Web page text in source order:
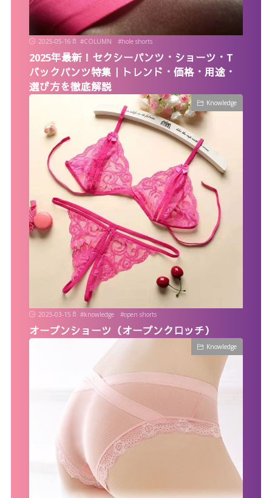
2025-05-16 #COLUMN #hole shorts
2025年最新！セクシーパンツ・ショーツ・T
バックパンツ特集｜トレンド・価格・用途・
選び方を徹底解説
Knowledge
2025-03-15 #knowledge #open shorts
オープンショーツ（オープンクロッチ）
Knowledge